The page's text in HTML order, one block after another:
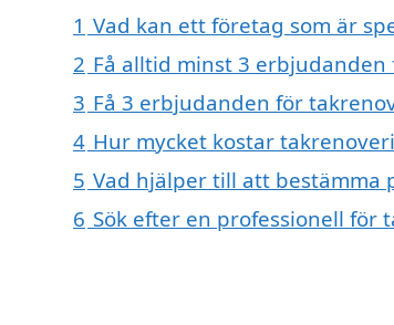
1 Vad kan ett företag som är
2 Få alltid minst 3
3 Få 3 erbjudanden för
4 Hur mycket kostar
5 Vad hjälper till att bestämma
6 Sök efter en professionell för